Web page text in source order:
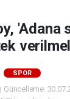
'Adana
SPOR
Güncelleme: